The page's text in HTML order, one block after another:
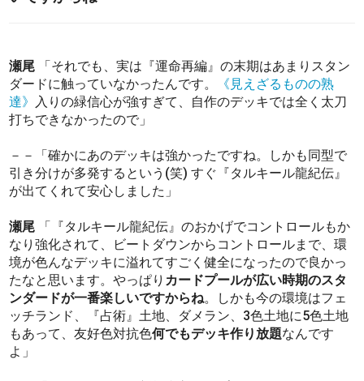
瀬尾
「それでも、実は『運命再編』の末期はあまりスタン
ダードに触っていなかったんです。
《見えざるものの熟
達》 入りの緑信心が強すぎて、自作のデッキでは全く太刀
打ちできなかったので」
－－「確かにあのデッキは強かったですね。しかも同型で
引き分けが多発するという(笑) すぐ『タルキール龍紀伝』
が出てくれて安心しました」
瀬尾
「『タルキール龍紀伝』のおかげでコントロールもか
なり強化されて、ビートダウンからコントロールまで、環
境が色んなデッキに溢れてすごく健全になったので良かっ
たなと思います。やっぱり カードプールが広い時期のスタ
ンダードが一番楽しいですからね。しかも今の環境はフェ
ッチランド、『占術』土地、ダメラン、3色土地に5色土地
もあって、友好色対抗色何でもデッキ作り放題なんです
よ」